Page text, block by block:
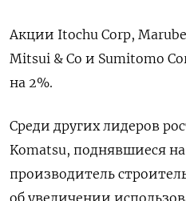
Акции Itochu Corp,
Mitsui & Co и Sumitomo
на 2%.
Среди других лидеров
Komatsu, поднявшиеся на
производитель
об увеличении